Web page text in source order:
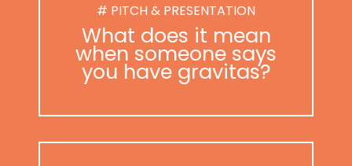
# PITCH & PRESENTATION
What does it mean
when someone says
you have gravitas?